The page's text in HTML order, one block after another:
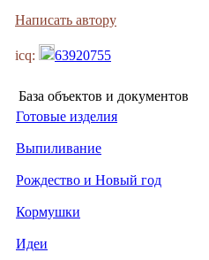
Написать автору
icq: 63920755
База объектов и документов
Готовые изделия
Выпиливание
Рождество и Новый год
Кормушки
Идеи